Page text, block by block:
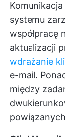
systemu
współpracę
aktualizacji
wdrażanie
e-mail.
między